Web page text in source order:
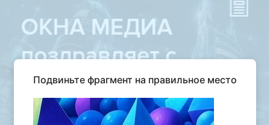
Подвиньте фрагмент на правильное место